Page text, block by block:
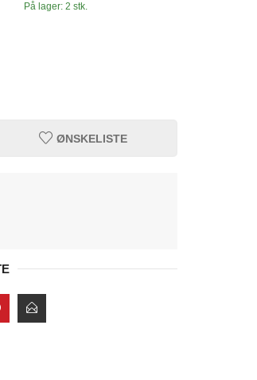
På lager: 2 stk.
ØNSKELISTE